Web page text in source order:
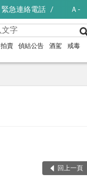
緊急連絡電話 Ａ-
拍賣 偵結公告 酒駕 戒毒
回上一頁